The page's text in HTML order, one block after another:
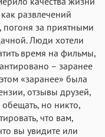
развлечений
погоня за приятными
Люди хотели
время на фильмы,
– заранее
«заранее» была
отзывы друзей,
но никто,
что вам,
вы увидите или